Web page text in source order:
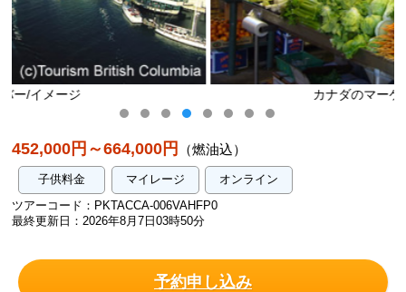
カナダのマーケット/イメージ
452,000円～664,000円 （燃油込）
子供料金 マイレージ
オンライン
ツアーコード：PKTACCA-006VAHFP0
最終更新日：2026年8月7日03時50分
予約申し込み